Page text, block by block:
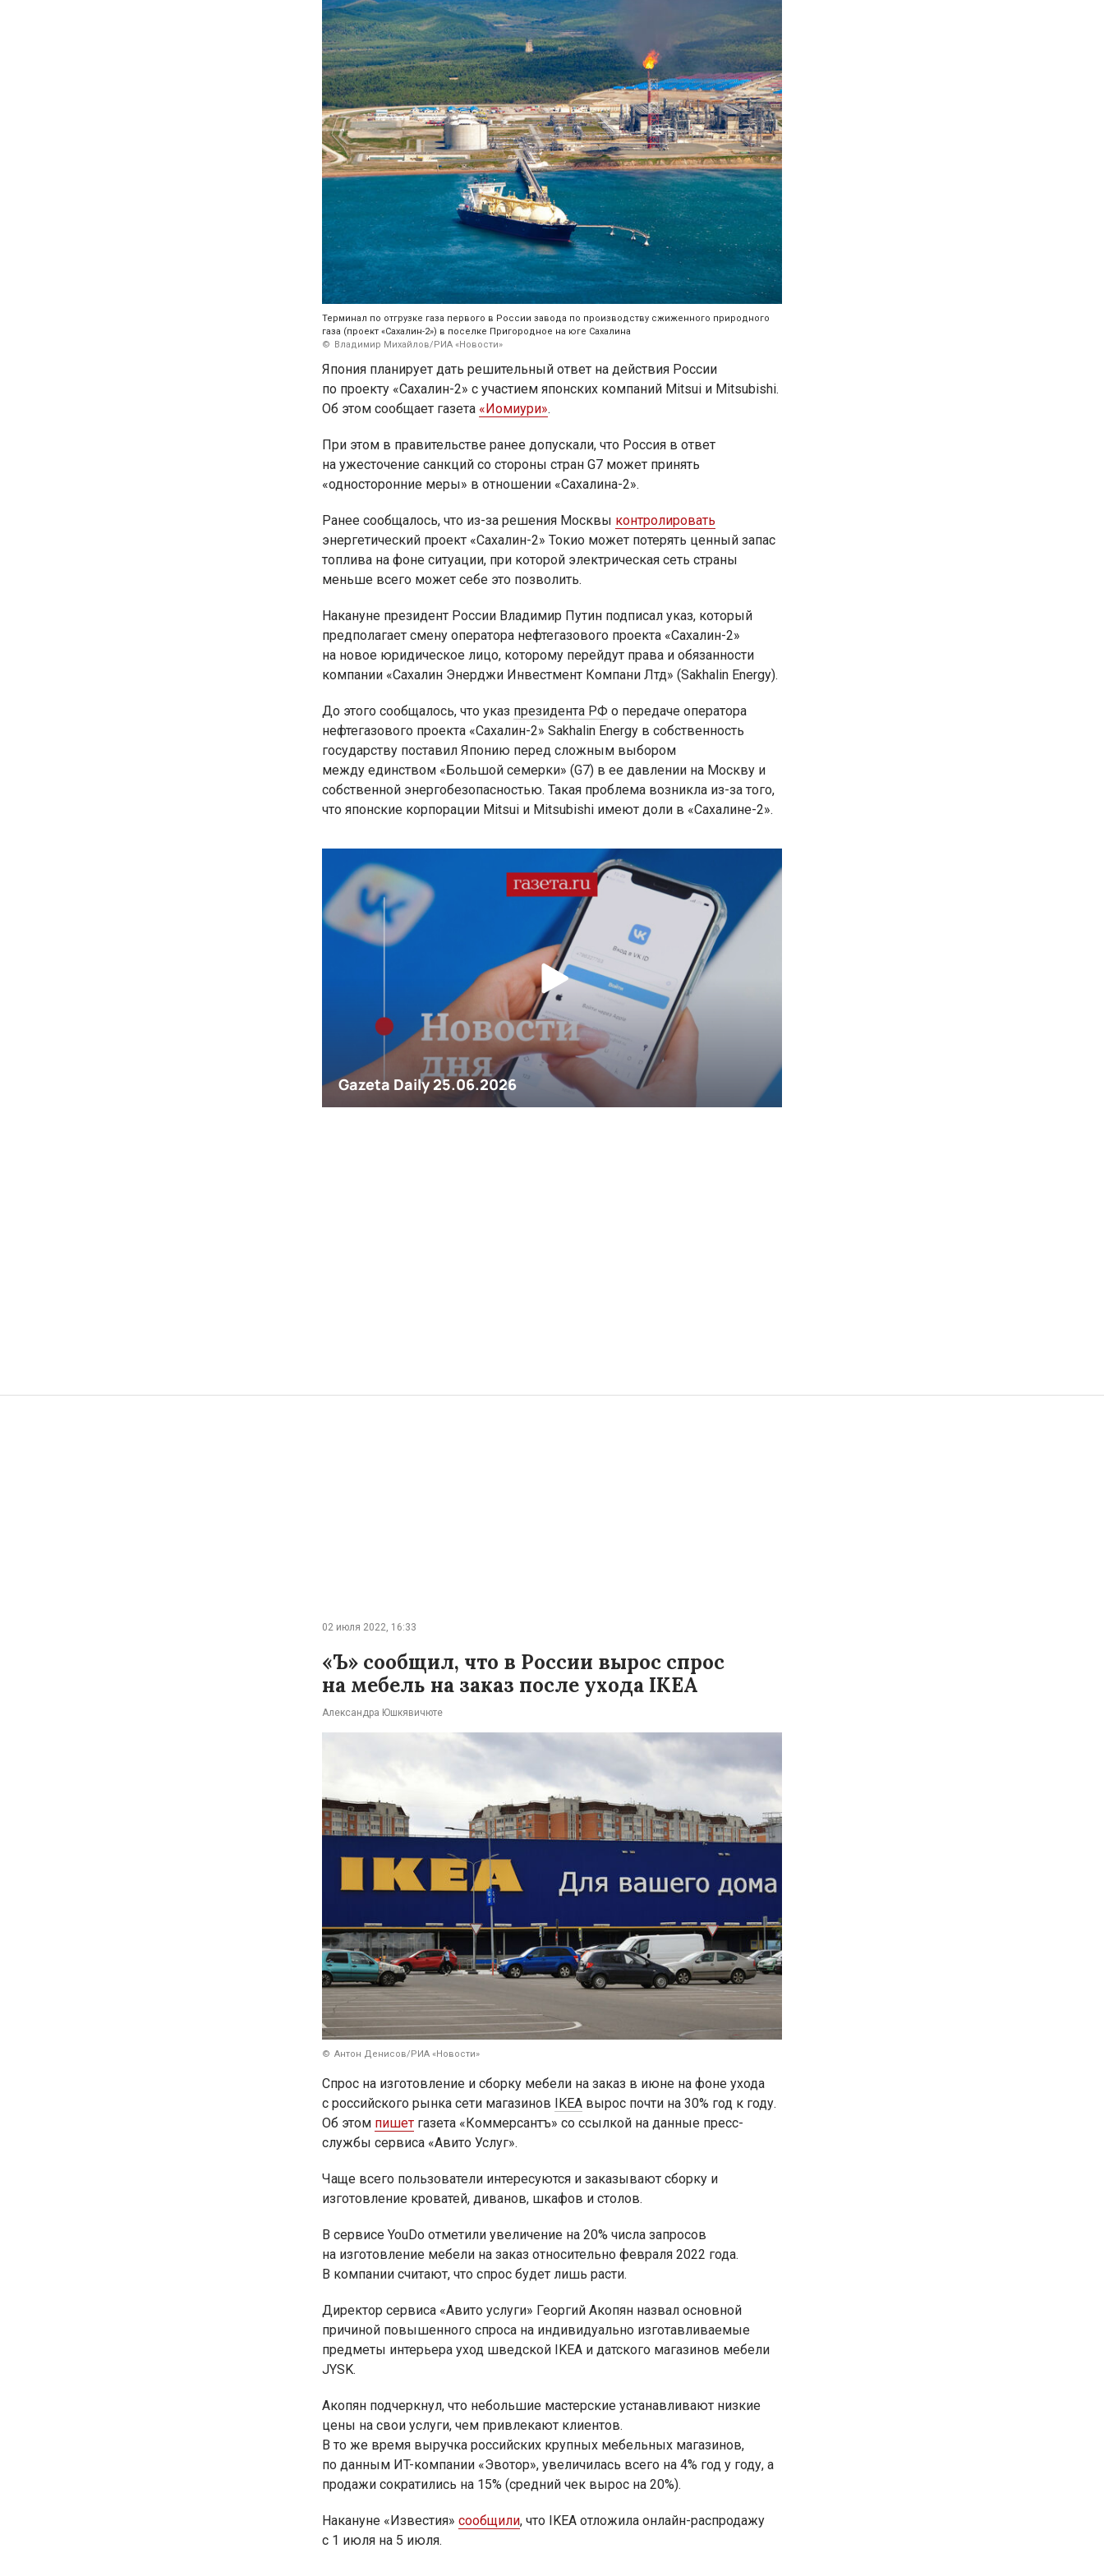
Терминал по отгрузке газа первого в России завода по производству сжиженного природного
газа (проект «Сахалин-2») в поселке Пригородное на юге Сахалина
Владимир Михайлов/РИА «Новости»
Япония планирует дать решительный ответ на действия России
по проекту «Сахалин-2» с участием японских компаний Mitsui и Mitsubishi.
Об этом сообщает газета «Иомиури».
При этом в правительстве ранее допускали, что Россия в ответ
на ужесточение санкций со стороны стран G7 может принять
«односторонние меры» в отношении «Сахалина-2».
Ранее сообщалось, что из-за решения Москвы контролировать
энергетический проект «Сахалин-2» Токио может потерять ценный запас
топлива на фоне ситуации, при которой электрическая сеть страны
меньше всего может себе это позволить.
Накануне президент России Владимир Путин подписал указ, который
предполагает смену оператора нефтегазового проекта «Сахалин-2»
на новое юридическое лицо, которому перейдут права и обязанности
компании «Сахалин Энерджи Инвестмент Компани Лтд» (Sakhalin Energy).
До этого сообщалось, что указ президента РФ о передаче оператора
нефтегазового проекта «Сахалин-2» Sakhalin Energy в собственность
государству поставил Японию перед сложным выбором
между единством «Большой семерки» (G7) в ее давлении на Москву и
собственной энергобезопасностью. Такая проблема возникла из-за того,
что японские корпорации Mitsui и Mitsubishi имеют доли в «Сахалине-2».